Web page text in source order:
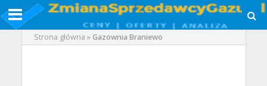
Strona główna »Gazownia Braniewo